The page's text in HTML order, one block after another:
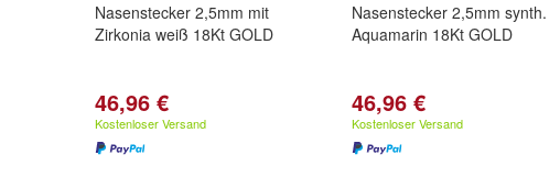
Nasenstecker 2,5mm mit
Zirkonia weiß 18Kt GOLD
46,96 €
Kostenloser Versand
Nasenstecker 2,5mm synth.
Aquamarin 18Kt GOLD
46,96 €
Kostenloser Versand